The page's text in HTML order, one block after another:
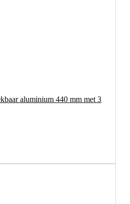
aluminium 440 mm met 3